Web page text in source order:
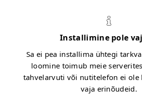
Installimine pole
Sa ei pea installima ühtegi
loomine toimub meie
tahvelarvuti või nutitelefon ei ole
vaja erinõudeid.